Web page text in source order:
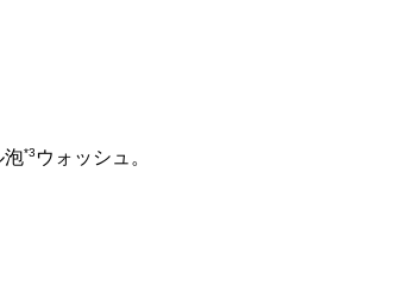
泡*3 ウォッシュ。